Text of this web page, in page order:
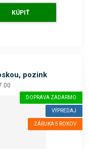
KÚPIŤ
pozink
DOPRAVA ZADARMO
VÝPREDAJ
ZÁRUKA 5 ROKOV